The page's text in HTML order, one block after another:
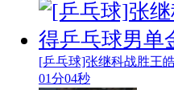
[乒乓球]张继科战胜王
01分04秒